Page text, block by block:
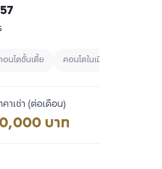
อนโดชั้นเตี้ย คอนโดในเมือง
คาเช่า (ต่อเดือน)
บาท